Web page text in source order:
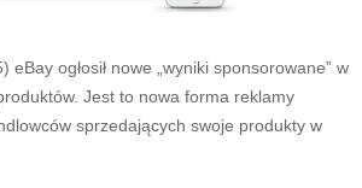
eBay ogłosił nowe „wyniki sponsorowane” w
Jest to nowa forma reklamy
sprzedających swoje produkty w